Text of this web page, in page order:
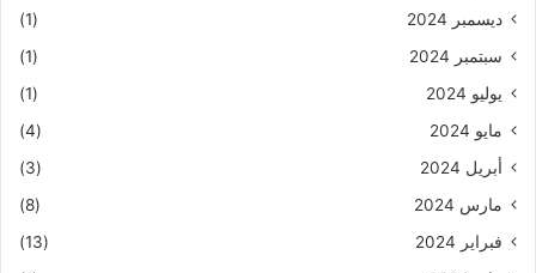
ديسمبر 2024
(1)
سبتمبر 2024
(1)
يوليو 2024
(1)
مايو 2024
(4)
أبريل 2024
(3)
مارس 2024
(8)
فبراير 2024
(13)